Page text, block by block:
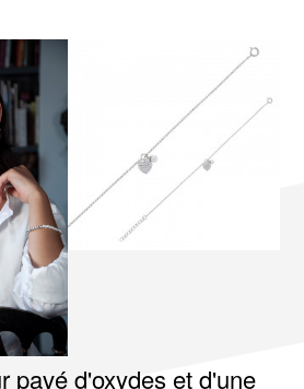
pavé d'oxydes et d'une